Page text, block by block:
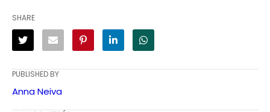
SHARE
PUBLISHED BY
Anna Neiva